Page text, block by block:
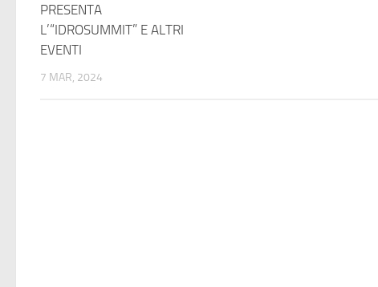
PRESENTA
L’“IDROSUMMIT” E ALTRI
EVENTI
7 MAR, 2024